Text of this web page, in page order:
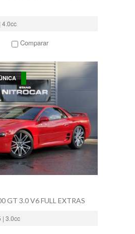
4.0cc
Comparar
GT 3.0 V6 FULL EXTRAS
| 3.0cc